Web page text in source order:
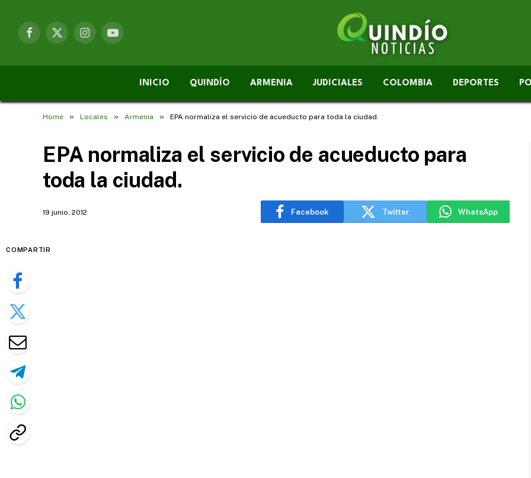
Facebook
X
InstagramYouTube
INICIO QUINDÍO ARMENIA JUDICIALES COLOMBIA DEPORTES
Home » Locales » Armenia » EPA normaliza el servicio de acueducto para toda la ciudad.
EPA normaliza el servicio de acueducto para
toda la ciudad.
19 junio, 2012 Facebook Twitter WhatsApp
COMPARTIR